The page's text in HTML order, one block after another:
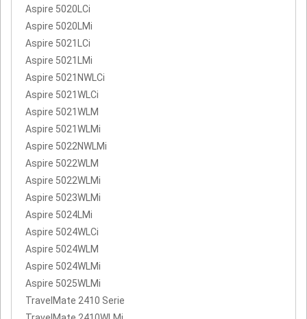
Aspire 5020LCi
Aspire 5020LMi
Aspire 5021LCi
Aspire 5021LMi
Aspire 5021NWLCi
Aspire 5021WLCi
Aspire 5021WLM
Aspire 5021WLMi
Aspire 5022NWLMi
Aspire 5022WLM
Aspire 5022WLMi
Aspire 5023WLMi
Aspire 5024LMi
Aspire 5024WLCi
Aspire 5024WLM
Aspire 5024WLMi
Aspire 5025WLMi
TravelMate 2410 Serie